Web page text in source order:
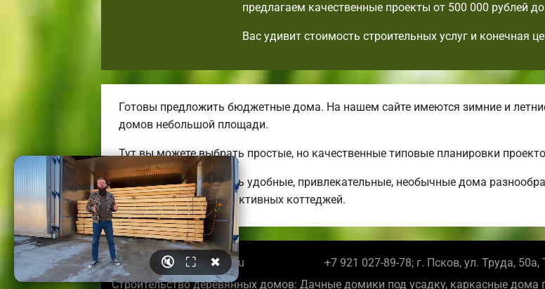
предлагаем качественные проекты от 500 000 рублей
Вас удивит стоимость строительных услуг и конечная
Готовы предложить бюджетные дома. На нашем сайте имеются зимние и
домов небольшой площади.
Тут вы можете выбрать простые, но качественные типовые планировки
Мы можем предложить удобные, привлекательные, необычные дома
огромных энергоэффективных коттеджей.
© 2026 pskovbrusdoma.ru +7 921 027-89-78; г. Псков, ул. Труда,
Строительство деревянных домов: Дачные домики под усадку, каркасные
🔇 ⛶ ✖